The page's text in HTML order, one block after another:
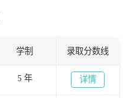
学制 录取分数线
5 年 详情